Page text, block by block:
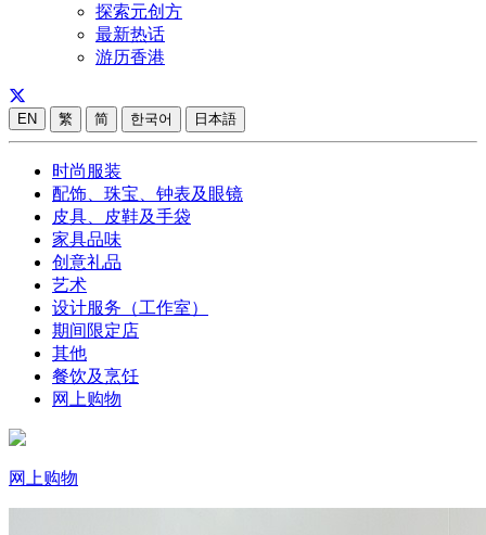
探索元创方
最新热话
游历香港
EN 繁 简 한국어 日本語
时尚服装
配饰、珠宝、钟表及眼镜
皮具、皮鞋及手袋
家具品味
创意礼品
艺术
设计服务（工作室）
期间限定店
其他
餐饮及烹饪
网上购物
网上购物